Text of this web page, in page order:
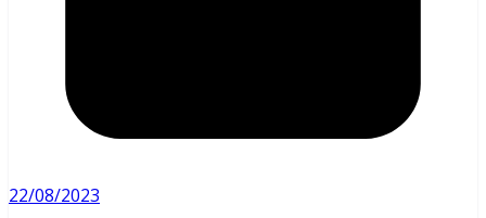
22/08/2023